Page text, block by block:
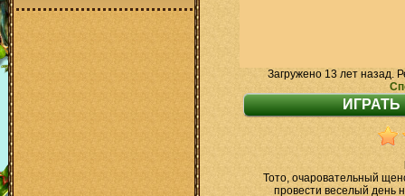
Загружено 13 лет назад.
Тото, очаровательный
провести веселый день